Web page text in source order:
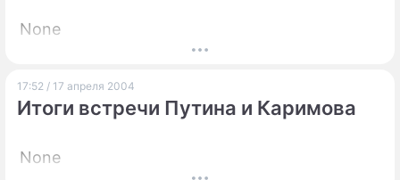
None
17:52 / 17 апреля 2004
Итоги встречи Путина и Каримова
None